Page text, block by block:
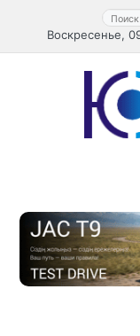
содержимому
Поиск:
Воскресенье,